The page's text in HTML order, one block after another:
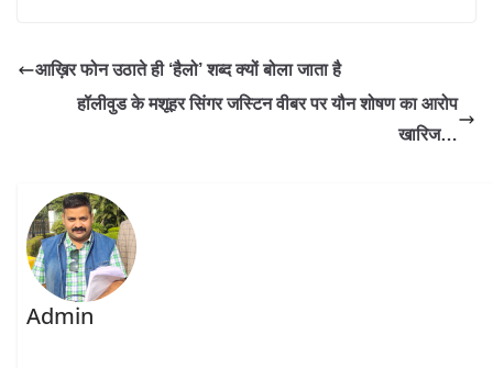
आख़िर फोन उठाते ही ‘हैलो’ शब्द क्यों बोला जाता है
हॉलीवुड के मशूहर सिंगर जस्टिन वीबर पर यौन शोषण का आरोप
खारिज…
Admin